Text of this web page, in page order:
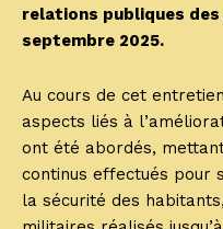
relations publiques des
septembre 2025.
Au cours de cet
aspects liés à
ont été abordés,
continus effectués pour
la sécurité des